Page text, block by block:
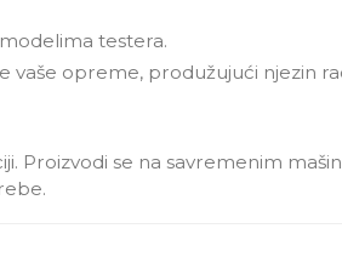
testera.
opreme, produžujući njezin
Proizvodi se na savremenim